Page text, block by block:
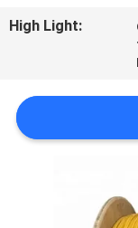
SITEMAP
POLITYKA
High Light: